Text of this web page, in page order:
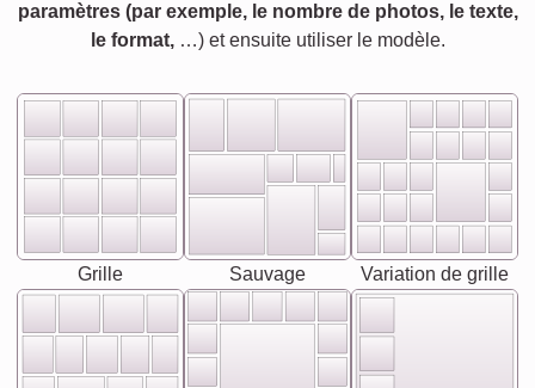
paramètres (par exemple, le nombre de photos, le texte,
le format,…) et ensuite utiliser le modèle.
Grille Sauvage Variation de grille